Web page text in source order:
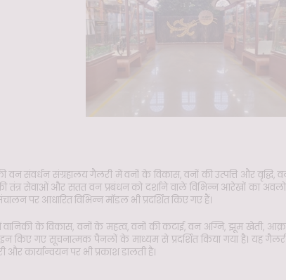
संवर्धन संग्रहालय गैलरी में वनों के विकास, वनों की उत्पत्ति और वृद्धि,
तंत्र सेवाओं और सतत वन प्रबंधन को दर्शाने वाले विभिन्न आरेखों का
पर आधारित विभिन्न मॉडल भी प्रदर्शित किए गए हैं।
के विकास, वनों के महत्व, वनों की कटाई, वन अग्नि, झूम खेती,
किए गए सूचनात्मक पैनलों के माध्यम से प्रदर्शित किया गया है। यह
कार्यान्वयन पर भी प्रकाश डालती है।